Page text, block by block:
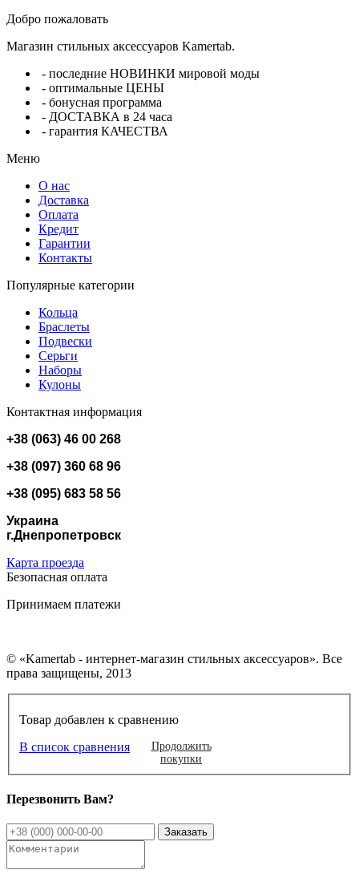
Добро пожаловать
Магазин стильных аксессуаров Kamertab.
- последние НОВИНКИ мировой моды
- оптимальные ЦЕНЫ
- бонусная программа
- ДОСТАВКА в 24 часа
- гарантия КАЧЕСТВА
Меню
О нас
Доставка
Оплата
Кредит
Гарантии
Контакты
Популярные категории
Кольца
Браслеты
Подвески
Серьги
Наборы
Кулоны
Контактная информация
+38 (063) 46 00 268
+38 (097) 360 68 96
+38 (095) 683 58 56
Украина
г.Днепропетровск
Карта проезда
Безопасная оплата
Принимаем платежи
© «Kamertab - интернет-магазин стильных аксессуаров». Все
права защищены, 2013
Товар добавлен к сравнению
В список сравнения
Продолжить
покупки
Перезвонить Вам?